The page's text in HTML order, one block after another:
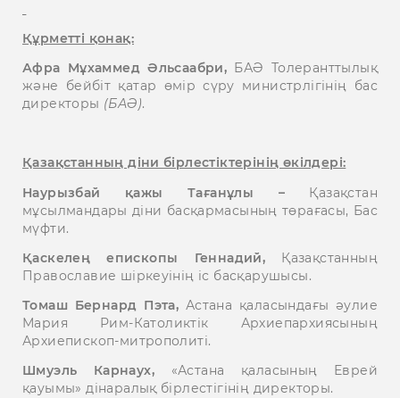
Құрметті қонақ:
Афра Мұхаммед Әльсаабри, БАӘ Толеранттылық
және бейбіт қатар өмір сүру министрлігінің бас
директоры (БАӘ).
Қазақстанның діни бірлестіктерінің өкілдері:
Наурызбай қажы Тағанұлы – Қазақстан
мұсылмандары діни басқармасының төрағасы, Бас
мүфти.
Қаскелең епископы Геннадий, Қазақстанның
Православие шіркеуінің іс басқарушысы.
Томаш Бернард Пэта, Астана қаласындағы әулие
Мария Рим-Католиктік Архиепархиясының
Архиепископ-митрополиті.
Шмуэль Карнаух, «Астана қаласының Еврей
қауымы» дінаралық бірлестігінің директоры.